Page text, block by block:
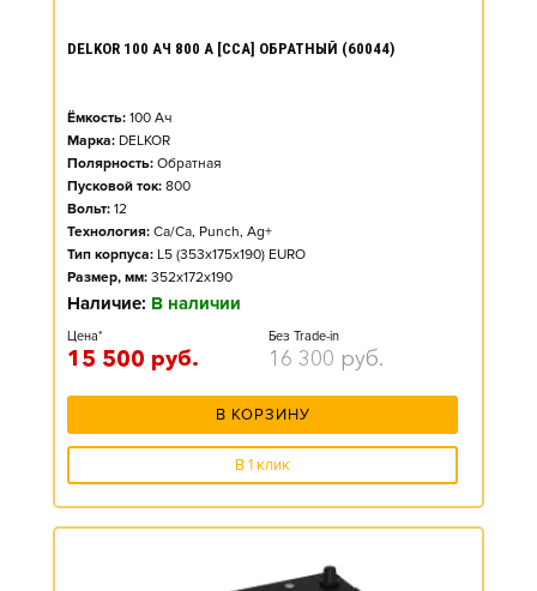
DELKOR 100 АЧ 800 А [CCA] ОБРАТНЫЙ (60044)
Ёмкость: 100 Ач
Марка: DELKOR
Полярность: Обратная
Пусковой ток: 800
Вольт: 12
Технология: Ca/Ca, Punch, Ag+
Тип корпуса: L5 (353x175x190) EURO
Размер, мм: 352x172x190
Наличие: В наличии
Цена*
15 500 руб.
Без Trade-in
16 300 руб.
В КОРЗИНУ
В 1 клик